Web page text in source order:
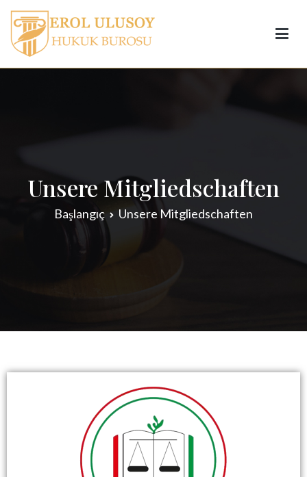
Prof. Dr. Erol Ulusoy
Unsere Mitgliedschaften
Başlangıç Unsere Mitgliedschaften